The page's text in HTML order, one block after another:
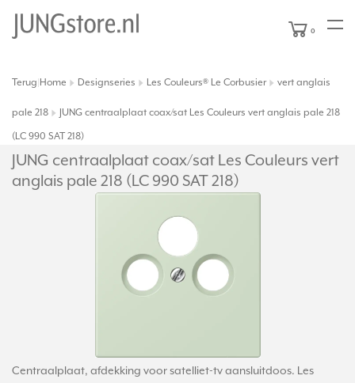
0
Terug Home Designseries Les Couleurs® Le Corbusier vert anglais
pale 218
JUNG centraalplaat coax/sat Les Couleurs vert anglais pale 218
(LC 990 SAT 218)
JUNG centraalplaat coax/sat Les Couleurs vert
anglais pale 218 (LC 990 SAT 218)
Centraalplaat, afdekking voor satelliet-tv aansluitdoos. Les